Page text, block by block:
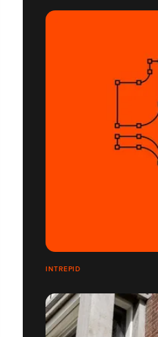
INTREPID